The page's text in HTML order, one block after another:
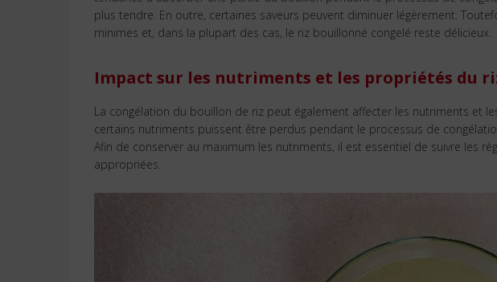
plus tendre. En outre, certaines saveurs peuvent diminuer légèrement.
minimes et, dans la plupart des cas, le riz bouillonné congelé reste délicieux.
Impact sur les nutriments et les propriétés du
La congélation du bouillon de riz peut également affecter les nutriments et
certains nutriments puissent être perdus pendant le processus de
Afin de conserver au maximum les nutriments, il est essentiel de suivre les
appropriées.